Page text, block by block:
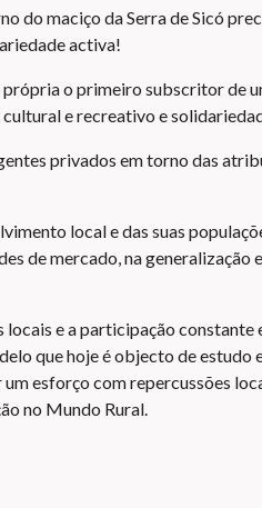
do maciço da Serra de Sicó
activa!
própria o primeiro subscritor de
e recreativo e
privados em torno das
local e das suas
de mercado, na generalização
e a participação
que hoje é objecto de estudo
esforço com repercussões
no Mundo Rural.